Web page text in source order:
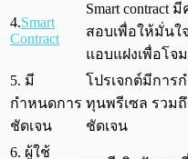
4.Smart
Contract
Smart contract
สอบเพื่อให้มั่นใ
แอบแฝงเพื่อโจ
5. มี
กำหนดการ
ชัดเจน
โปรเจกต์มีการ
ทุนพรีเซล รวม
ชัดเจน
6. ผู้ใช้